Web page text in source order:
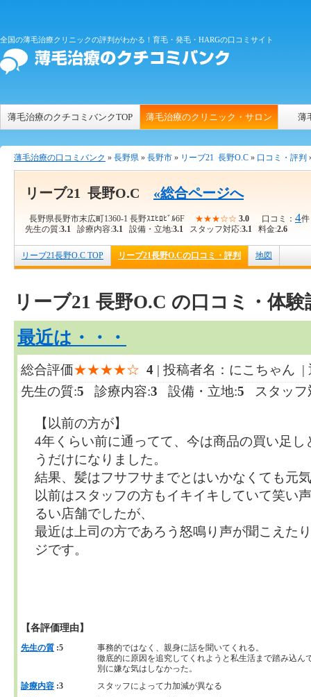
全国の薄毛治療クリニックの評判がわかる！育毛・発毛・HARGの口コミサイト
薄毛治療のクチコミバンクTOP 薄毛治療のクリニック・サロン 薄
薄毛治療の口コミバンク » 長野県 » 長野市 » リーブ21 長野O.C » 口コミ・評判
リーブ21 長野O.C «総合ページへ
長野県長野市末広町1360-1 長野ｽｴﾋﾛﾋﾞﾙ6F ★★★☆☆ 3.0 口コミ： 4件
先生の質:3.1 診療内容:3.1 設備・立地:3.1 スタッフ対応:3.1 料金:2.6
リーブ21長野O.C TOP リーブ21長野O.Cの口コミ・評判 地図
リーブ21 長野O.C の口コミ・体験
最近は・・・
総合評価★★★★☆ 4 | 投稿者名：にこちゃん |
先生の質:5 診療内容:3 設備・立地:5 スタッフ
【以前の方が】
4年くらい前に通ってて、今は商品の買い足
うだけになりました。
結果、髪はフサフサまでとはいかなくても元
以前はスタッフの方もイキイキしていて笑い
るい店舗でしたが、
最近は上司の方であろう怒鳴り声が聞こえた
ジです。
【各評価理由】
先生の質 :5
事務的ではなく、親身に話を聞いてくれる。
徹底的に原因を追究してくれようと私生活まで踏み込ん
別に嫌な気はしなかった。
診療内容 :3
スタッフによって力加減が異なる